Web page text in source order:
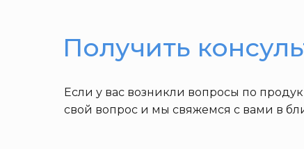
Если у вас возникли вопросы по
свой вопрос и мы свяжемся с вами в
Получить